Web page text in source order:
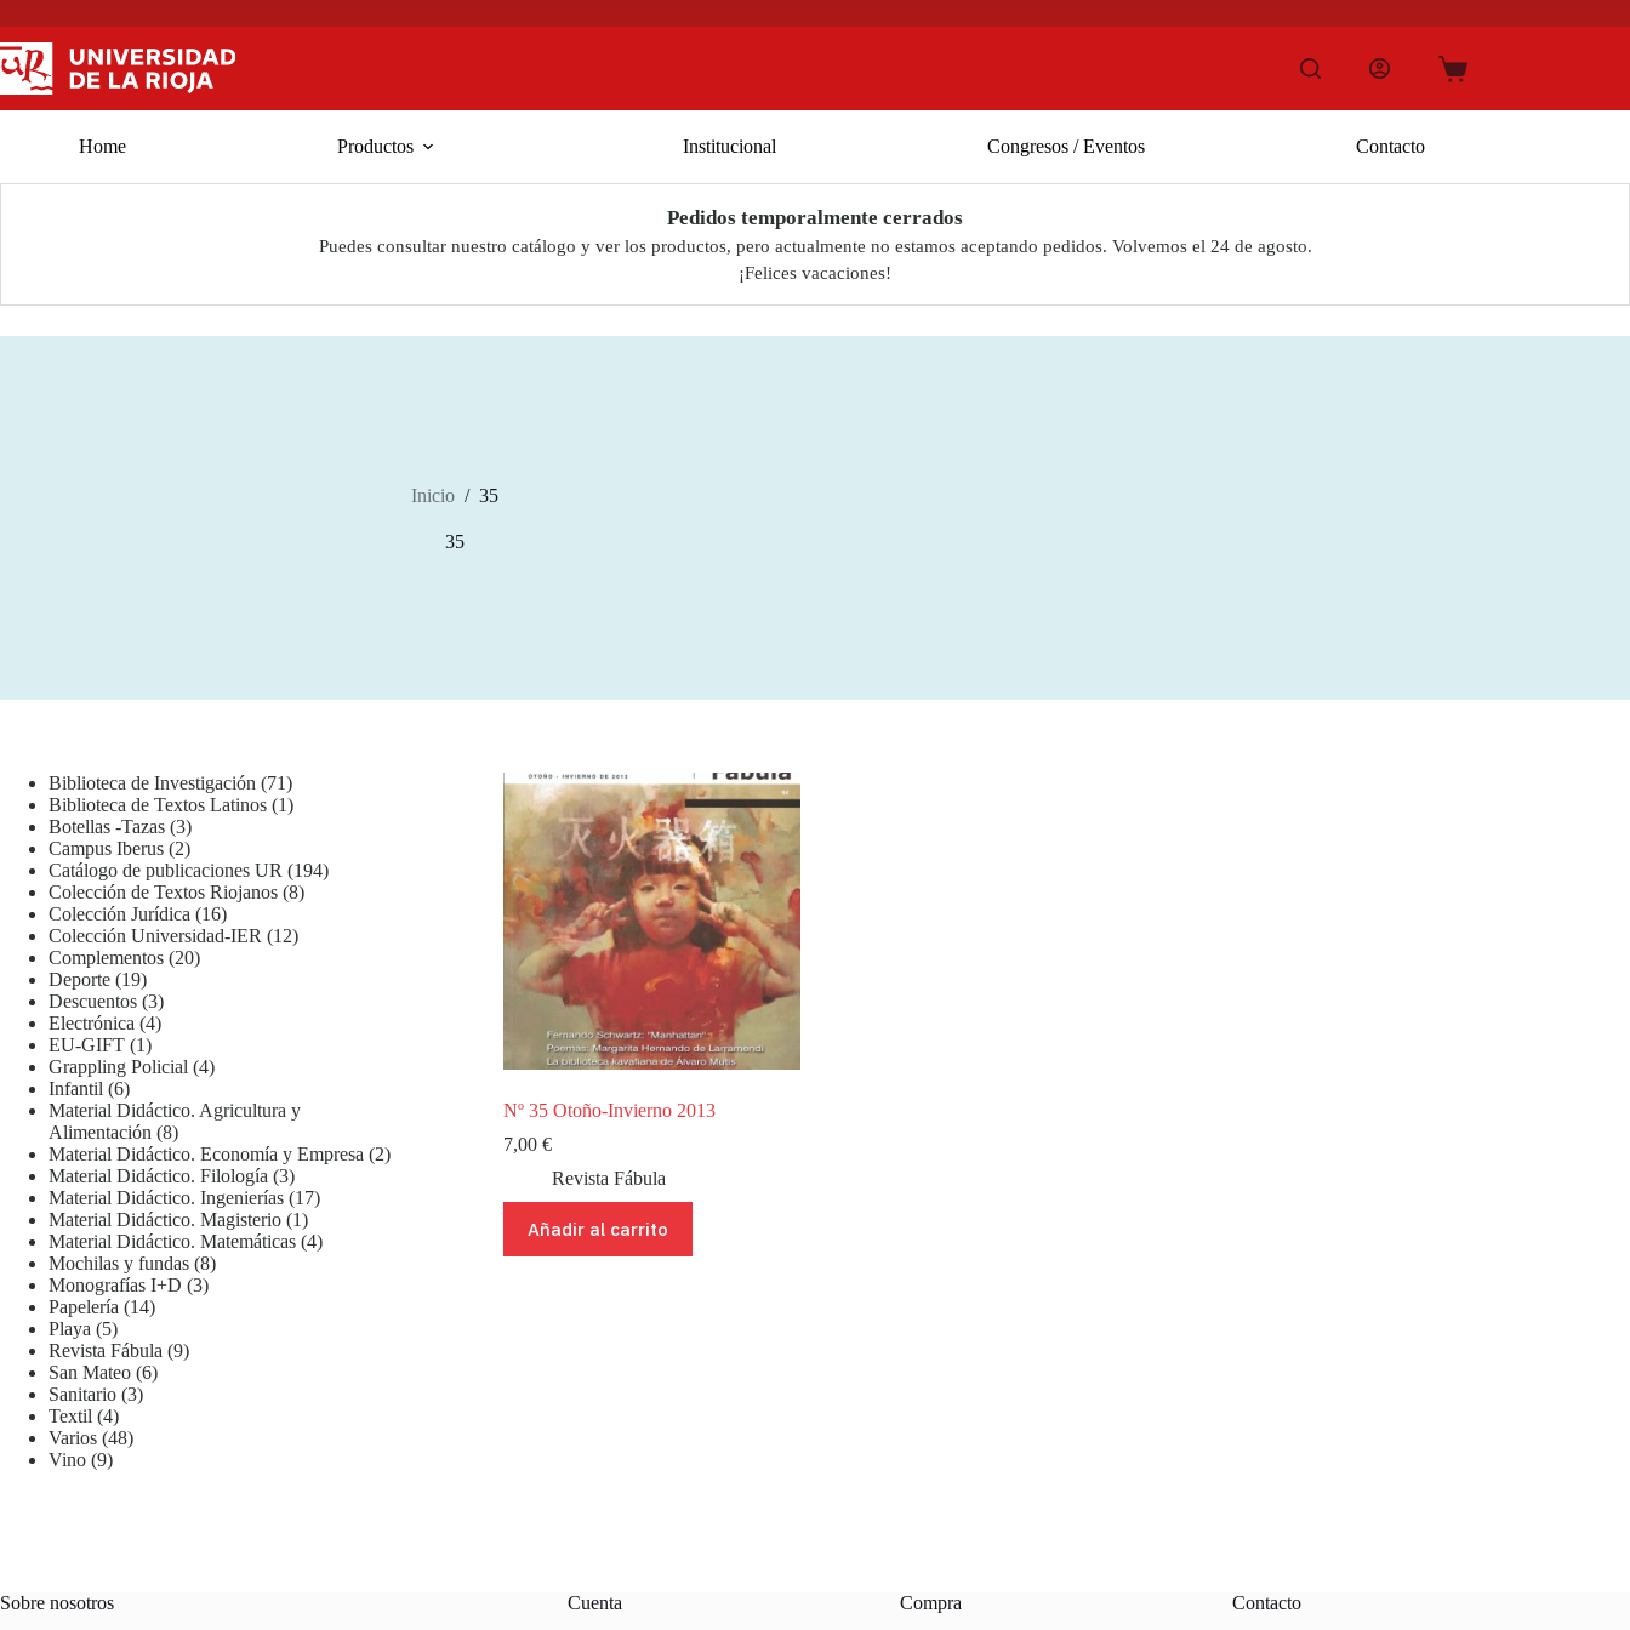
al
contenido
Carro
Home
Productos Institucional Congresos / Eventos Contacto
Pedidos temporalmente cerrados
Puedes consultar nuestro catálogo y ver los productos, pero actualmente no estamos aceptando pedidos. Volvemos el 24 de agosto.
¡Felices vacaciones!
Inicio / 35
35
Nº 35 Otoño-Invierno 2013
7,00 €
Revista Fábula
Añadir al carrito
Biblioteca de Investigación 7171
productos
Biblioteca de Textos Latinos 11
Botellas -Tazas 33
productos
Campus Iberus 22
productos
Catálogo de publicaciones UR 194194
Colección de Textos Riojanos 88
Colección Jurídica 1616
productos
Colección Universidad-IER 1212
Complementos 2020
Deporte 1919
productos
Descuentos 33
productos
Electrónica 44
EU-GIFT 11
producto
Grappling Policial 44
Infantil 66
productos
Material Didáctico. Agricultura y
Alimentación 88
productos
Material Didáctico. Economía y Empresa 22
Material Didáctico. Filología 33
productos
Material Didáctico. Ingenierías 1717
Material Didáctico. Magisterio 11
producto
Material Didáctico. Matemáticas 44
Mochilas y fundas 88
Monografías I+D 33
Papelería 1414
Playa 55
productos
Revista Fábula 99
San Mateo 66
Sanitario 33
Textil 44
productos
Varios 4848
Vino 99
Sobre nosotros Cuenta Compra Contacto